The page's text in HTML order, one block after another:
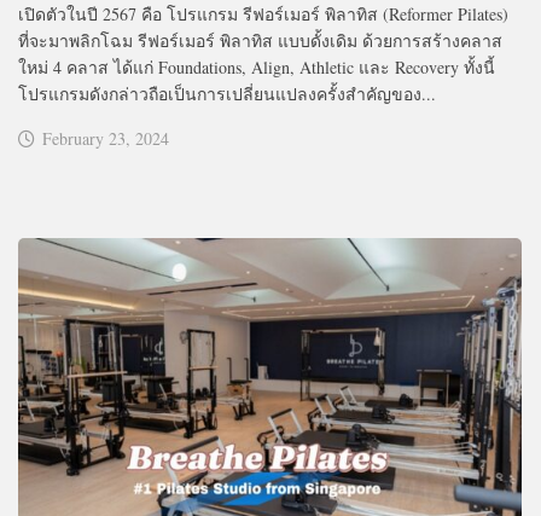
เปิดตัวในปี 2567 คือ โปรแกรม รีฟอร์เมอร์ พิลาทิส (Reformer Pilates)
ที่จะมาพลิกโฉม รีฟอร์เมอร์ พิลาทิส แบบดั้งเดิม ด้วยการสร้างคลาส
ใหม่ 4 คลาส ได้แก่ Foundations, Align, Athletic และ Recovery ทั้งนี้
โปรแกรมดังกล่าวถือเป็นการเปลี่ยนแปลงครั้งสำคัญของ...
February 23, 2024